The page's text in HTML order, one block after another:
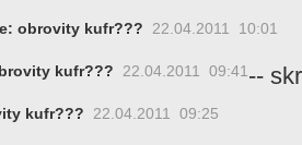
obrovity kufr??? 22.04.2011 10:01
kufr??? 22.04.2011 09:41 --
kufr??? 22.04.2011 09:25